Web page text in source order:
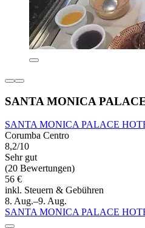
SANTA MONICA
SANTA MONICA PALACE
Corumba Centro
8,2/10
Sehr gut
(20 Bewertungen)
56 €
inkl. Steuern & Gebühren
8. Aug.–9. Aug.
SANTA MONICA PALACE